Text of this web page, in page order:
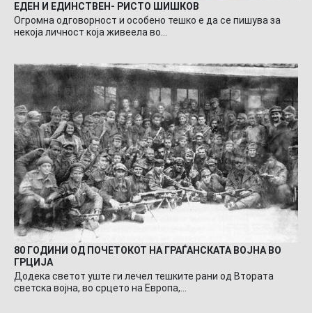
ЕДЕН И ЕДИНСТВЕН- РИСТО ШИШКОВ
Огромна одговорност и особено тешко е да се пишува за
некоја личност која живеела во…
80 ГОДИНИ ОД ПОЧЕТОКОТ НА ГРАЃАНСКАТА ВОЈНА ВО
ГРЦИЈА
Додека светот уште ги лечел тешките рани од Втората
светска војна, во срцето на Европа,…